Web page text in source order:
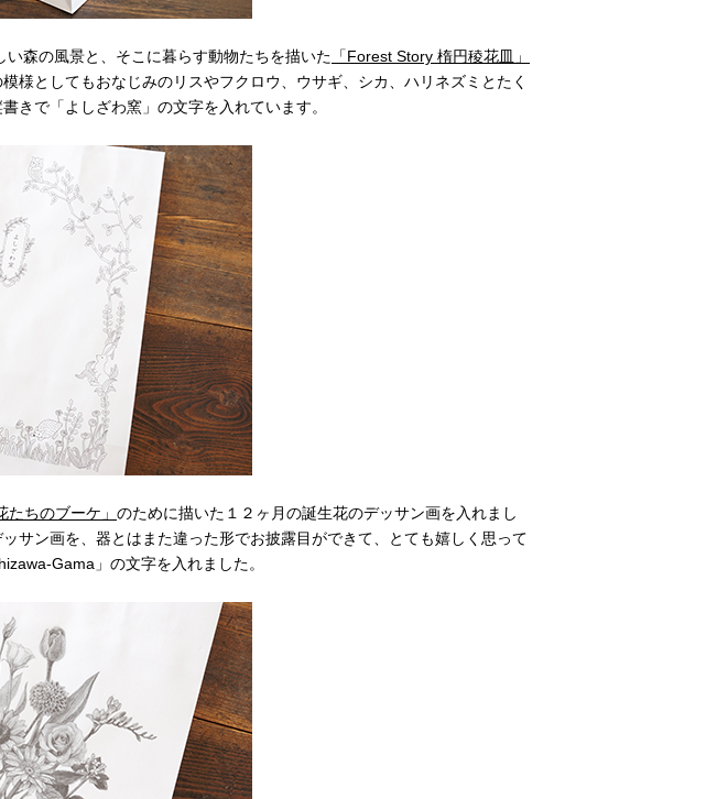
森の風景と、そこに暮らす動物たちを描いた 「Forest Story 楕円稜花皿」
様としてもおなじみのリスやフクロウ、ウサギ、シカ、ハリネズミとたく
きで「よしざわ窯」の文字を入れています。
たちのブーケ」 のために描いた１２ヶ月の誕生花のデッサン画を入れまし
サン画を、器とはまた違った形でお披露目ができて、とても嬉しく思って
Gama」の文字を入れました。